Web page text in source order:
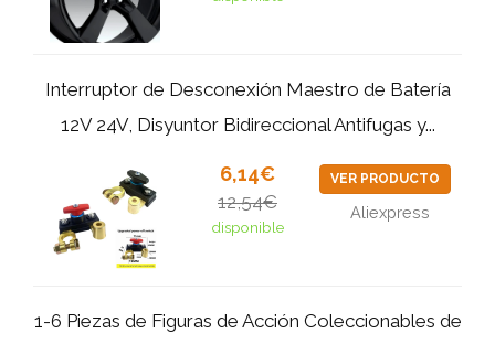
Interruptor de Desconexión Maestro de Batería
12V 24V, Disyuntor Bidireccional Antifugas y...
6,14€
12,54€
disponible
VER PRODUCTO
Aliexpress
1-6 Piezas de Figuras de Acción Coleccionables de